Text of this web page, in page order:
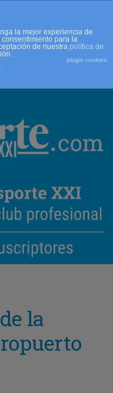
la
la mejor experiencia de
para la
de nuestra política de
plugin cookies